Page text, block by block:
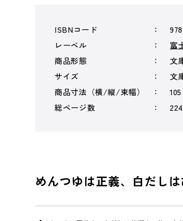
ISBNコード
レーベル
富
商品形態
文
サイズ
文
商品寸法（横/縦/束幅）
総ページ数
めんつゆは正義、白だし